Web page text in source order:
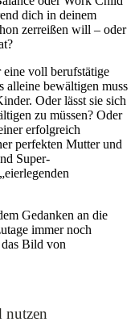
dich in deinem
zerreißen will – oder
eine voll berufstätige
alleine bewältigen muss
Oder lässt sie sich
zu müssen? Oder
erfolgreich
perfekten Mutter und
Super-
Gedanken an die
immer noch
das Bild von
nutzen